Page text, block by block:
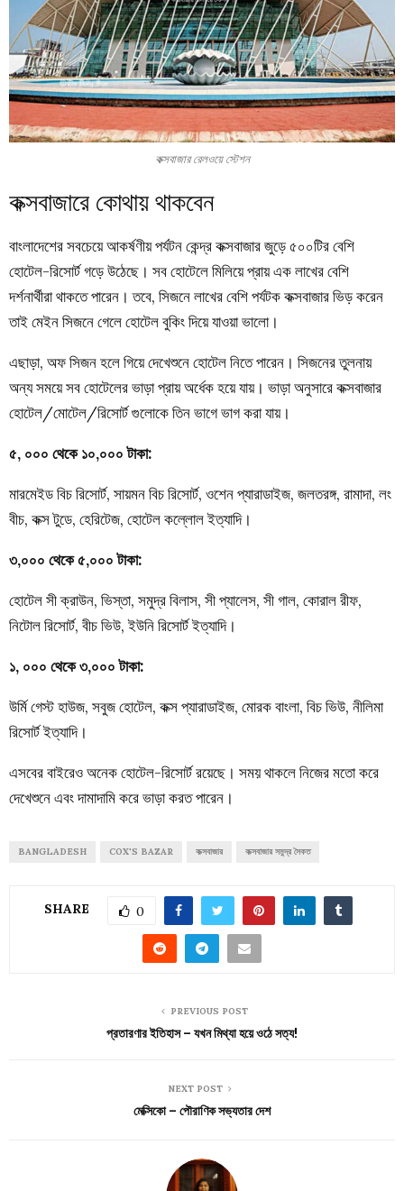
কক্সবাজার রেলওয়ে স্টেশন
কক্সবাজারে কোথায় থাকবেন
বাংলাদেশের সবচেয়ে আকর্ষণীয় পর্যটন কেন্দ্র কক্সবাজার জুড়ে ৫০০টির বেশি
হোটেল-রিসোর্ট গড়ে উঠেছে। সব হোটেলে মিলিয়ে প্রায় এক লাখের বেশি
দর্শনার্থীরা থাকতে পারেন। তবে, সিজনে লাখের বেশি পর্যটক কক্সবাজার ভিড় করেন
তাই মেইন সিজনে গেলে হোটেল বুকিং দিয়ে যাওয়া ভালো।
এছাড়া, অফ সিজন হলে গিয়ে দেখেশুনে হোটেল নিতে পারেন। সিজনের তুলনায়
অন্য সময়ে সব হোটেলের ভাড়া প্রায় অর্ধেক হয়ে যায়। ভাড়া অনুসারে কক্সবাজার
হোটেল/মোটেল/রিসোর্ট গুলোকে তিন ভাগে ভাগ করা যায়।
৫, ০০০ থেকে ১০,০০০ টাকা:
মারমেইড বিচ রিসোর্ট, সায়মন বিচ রিসোর্ট, ওশেন প্যারাডাইজ, জলতরঙ্গ, রামাদা, লং
বীচ, কক্স টুডে, হেরিটেজ, হোটেল কল্লোল ইত্যাদি।
৩,০০০ থেকে ৫,০০০ টাকা:
হোটেল সী ক্রাউন, ভিস্তা, সমুদ্র বিলাস, সী প্যালেস, সী গাল, কোরাল রীফ,
নিটোল রিসোর্ট, বীচ ভিউ, ইউনি রিসোর্ট ইত্যাদি।
১, ০০০ থেকে ৩,০০০ টাকা:
উর্মি গেস্ট হাউজ, সবুজ হোটেল, কক্স প্যারাডাইজ, মোরক বাংলা, বিচ ভিউ, নীলিমা
রিসোর্ট ইত্যাদি।
এসবের বাইরেও অনেক হোটেল-রিসোর্ট রয়েছে। সময় থাকলে নিজের মতো করে
দেখেশুনে এবং দামাদামি করে ভাড়া করত পারেন।
BANGLADESH COX'S BAZAR কক্সবাজার কক্সবাজার সমুদ্র সৈকত
SHARE 0
PREVIOUS POST
প্রতারণার ইতিহাস – যখন মিথ্যা হয়ে ওঠে সত্য!
NEXT POST
মেক্সিকো – পৌরাণিক সভ্যতার দেশ